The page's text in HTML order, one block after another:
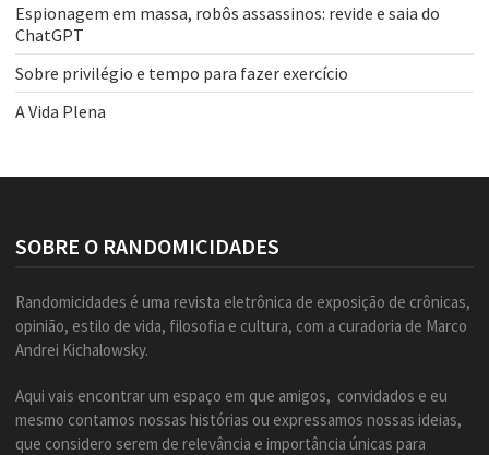
Espionagem em massa, robôs assassinos: revide e saia do
ChatGPT
Sobre privilégio e tempo para fazer exercício
A Vida Plena
SOBRE O RANDOMICIDADES
Randomicidades é uma revista eletrônica de exposição de crônicas,
opinião, estilo de vida, filosofia e cultura, com a curadoria de Marco
Andrei Kichalowsky.
Aqui vais encontrar um espaço em que amigos, convidados e eu
mesmo contamos nossas histórias ou expressamos nossas ideias,
que considero serem de relevância e importância únicas para